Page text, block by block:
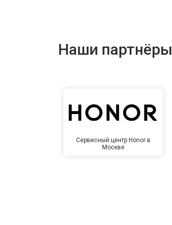
Наши партнёры
Сервисный центр Honor в
Москве